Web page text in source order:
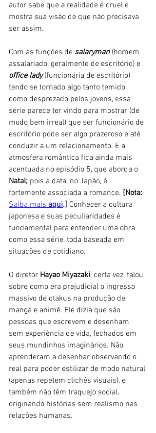
autor sabe que a realidade é cruel e
mostra sua visão de que não precisava
ser assim.
Com as funções de salaryman (homem
assalariado, geralmente de escritório) e
office lady (funcionária de escritório)
tendo se tornado algo tanto temido
como desprezado pelos jovens, essa
série parece ter vindo para mostrar (de
modo bem irreal) que ser funcionário de
escritório pode ser algo prazeroso e até
conduzir a um relacionamento. E a
atmosfera romântica fica ainda mais
acentuada no episódio 5, que aborda o
Natal; pois a data, no Japão, é
fortemente associada a romance. [Nota:
Saiba mais aqui.] Conhecer a cultura
japonesa e suas peculiaridades é
fundamental para entender uma obra
como essa série, toda baseada em
situações de cotidiano.
O diretor Hayao Miyazaki, certa vez, falou
sobre como era prejudicial o ingresso
massivo de otakus na produção de
mangá e animê. Ele dizia que são
pessoas que escrevem e desenham
sem experiência de vida, fechados em
seus mundinhos imaginários. Não
aprenderam a desenhar observando o
real para poder estilizar de modo natural
(apenas repetem clichês visuais), e
também não têm traquejo social,
originando histórias sem realismo nas
relações humanas.